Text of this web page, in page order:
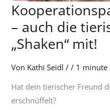
– auch die
„Shaken“ mit!
Von Kathi Seidl// 1 minute
Hat dein tierischer Freund
erschnüffelt?
Kooperationspartner
Fressnapf
auch
die
Co-
Piloten